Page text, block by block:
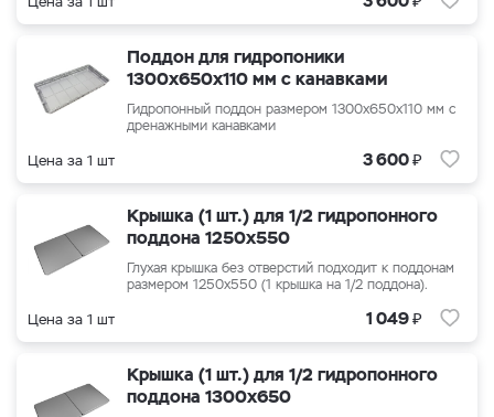
Поддон для гидропоники
1300x650x110 мм с канавками
Гидропонный поддон размером 1300x650x110 мм с
дренажными канавками
Цена за 1 шт 3 600₽
Крышка (1 шт.) для 1/2 гидропонного
поддона 1250x550
Глухая крышка без отверстий подходит к поддонам
размером 1250x550 (1 крышка на 1/2 поддона).
Цена за 1 шт 1 049₽
Крышка (1 шт.) для 1/2 гидропонного
поддона 1300x650